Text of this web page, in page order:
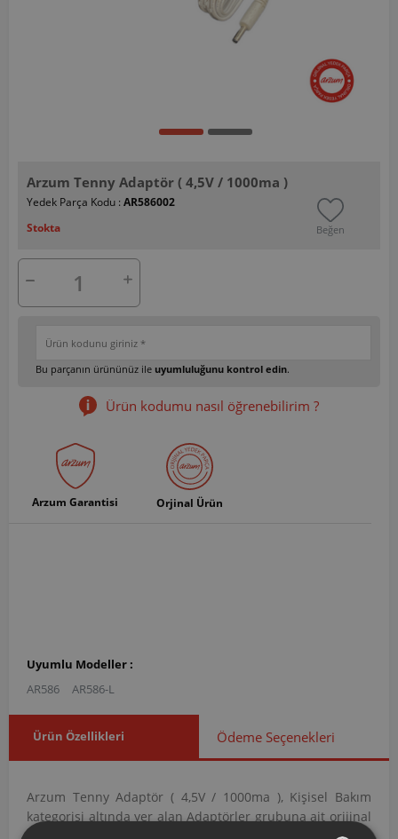
Arzum Tenny Adaptör ( 4,5V / 1000ma )
Yedek Parça Kodu : AR586002
Stokta
Beğen
Bu parçanın ürününüz ile uyumluluğunu kontrol edin.
Ürün kodumu nasıl öğrenebilirim ?
Arzum Garantisi Orjinal Ürün
Uyumlu Modeller :
AR586
AR586-L
Ürün Özellikleri Ödeme Seçenekleri
Arzum Tenny Adaptör ( 4,5V / 1000ma ), Kişisel Bakım
kategorisi altında yer alan Adaptörler grubuna ait orijinal